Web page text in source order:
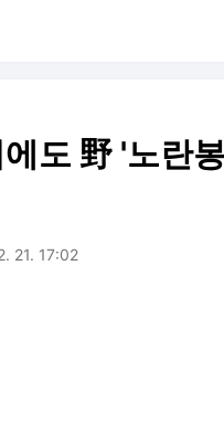
도 野 '노란
21. 17:02